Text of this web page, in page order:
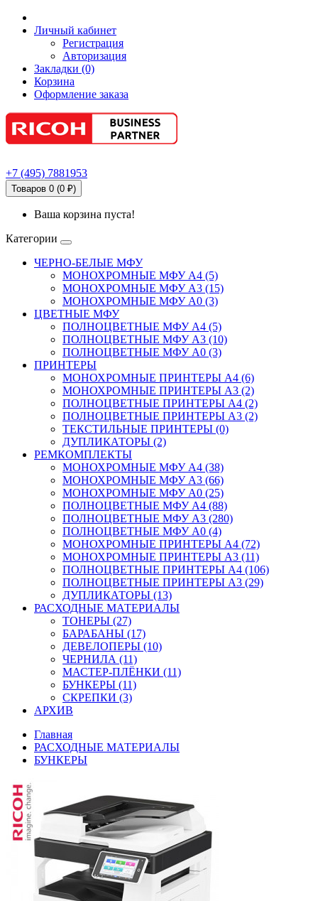
Личный кабинет
Регистрация
Авторизация
Закладки (0)
Корзина
Оформление заказа
+7 (495) 7881953
Товаров 0 (0 ₽)
Ваша корзина пуста!
Категории
ЧЕРНО-БЕЛЫЕ МФУ
МОНОХРОМНЫЕ МФУ А4 (5)
МОНОХРОМНЫЕ МФУ А3 (15)
МОНОХРОМНЫЕ МФУ А0 (3)
ЦВЕТНЫЕ МФУ
ПОЛНОЦВЕТНЫЕ МФУ А4 (5)
ПОЛНОЦВЕТНЫЕ МФУ А3 (10)
ПОЛНОЦВЕТНЫЕ МФУ А0 (3)
ПРИНТЕРЫ
МОНОХРОМНЫЕ ПРИНТЕРЫ А4 (6)
МОНОХРОМНЫЕ ПРИНТЕРЫ А3 (2)
ПОЛНОЦВЕТНЫЕ ПРИНТЕРЫ А4 (2)
ПОЛНОЦВЕТНЫЕ ПРИНТЕРЫ А3 (2)
ТЕКСТИЛЬНЫЕ ПРИНТЕРЫ (0)
ДУПЛИКАТОРЫ (2)
РЕМКОМПЛЕКТЫ
МОНОХРОМНЫЕ МФУ А4 (38)
МОНОХРОМНЫЕ МФУ А3 (66)
МОНОХРОМНЫЕ МФУ А0 (25)
ПОЛНОЦВЕТНЫЕ МФУ А4 (88)
ПОЛНОЦВЕТНЫЕ МФУ А3 (280)
ПОЛНОЦВЕТНЫЕ МФУ А0 (4)
МОНОХРОМНЫЕ ПРИНТЕРЫ А4 (72)
МОНОХРОМНЫЕ ПРИНТЕРЫ А3 (11)
ПОЛНОЦВЕТНЫЕ ПРИНТЕРЫ А4 (106)
ПОЛНОЦВЕТНЫЕ ПРИНТЕРЫ А3 (29)
ДУПЛИКАТОРЫ (13)
РАСХОДНЫЕ МАТЕРИАЛЫ
ТОНЕРЫ (27)
БАРАБАНЫ (17)
ДЕВЕЛОПЕРЫ (10)
ЧЕРНИЛА (11)
МАСТЕР-ПЛЁНКИ (11)
БУНКЕРЫ (11)
СКРЕПКИ (3)
АРХИВ
Главная
РАСХОДНЫЕ МАТЕРИАЛЫ
БУНКЕРЫ